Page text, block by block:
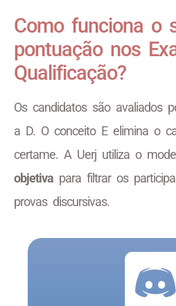
Como funciona o
pontuação nos
Qualificação?
Os candidatos são avaliados
a D. O conceito E elimina o
certame. A Uerj utiliza o
objetiva para filtrar os
provas discursivas.